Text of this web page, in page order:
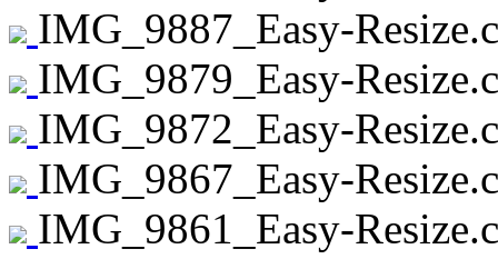
IMG_9887_Easy-
IMG_9879_Easy-
IMG_9872_Easy-
IMG_9867_Easy-
IMG_9861_Easy-